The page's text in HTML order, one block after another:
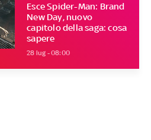
Esce Spider-Man: Brand
New Day, nuovo
capitolo della saga: cosa
sapere
28 lug - 08:00